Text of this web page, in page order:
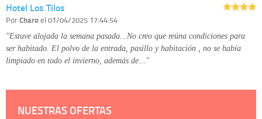
Hotel Los Tilos
PorCharoel 01/04/2025 17:44:54
"Estuve alojada la semana pasada...No creo que reúna condiciones para
ser habitado. El polvo de la entrada, pasillo y habitación , no se había
limpiado en todo el invierno, además de…"
NUESTRAS OFERTAS